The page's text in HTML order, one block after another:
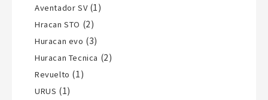
Aventador SV(1)
Hracan STO (2)
Huracan evo (3)
Huracan Tecnica (2)
Revuelto (1)
URUS (1)